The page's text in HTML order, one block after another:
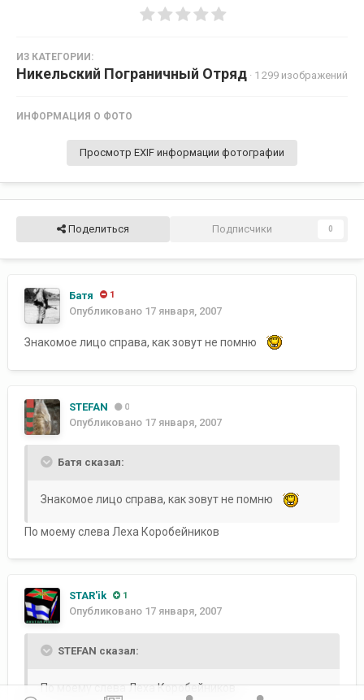
ИЗ КАТЕГОРИИ:
Никельский Пограничный Отряд · 1 299 изображений
ИНФОРМАЦИЯ О ФОТО
Просмотр EXIF информации фотографии
Поделиться Подписчики 0
Батя 1
Опубликовано 17 января, 2007
Знакомое лицо справа, как зовут не помню
STEFAN 0
Опубликовано 17 января, 2007
Батя сказал:
Знакомое лицо справа, как зовут не помню
По моему слева Леха Коробейников
STAR'ik 1
Опубликовано 17 января, 2007
STEFAN сказал:
По моему слева Леха Коробейников